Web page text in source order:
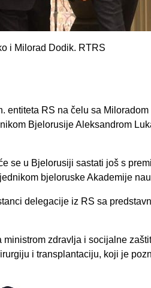
i Milorad Dodik. RTRS
entiteta RS na čelu sa
Bjelorusije Aleksandrom
se u Bjelorusiji sastati još s
bjeloruske Akademije
delegacije iz RS sa
ministrom zdravlja i socijalne
i transplantaciju, koji je